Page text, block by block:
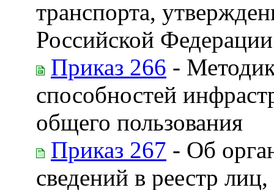
транспорта,
Российской
Приказ 266 -
способностей
общего пользования
Приказ 267 - Об
сведений в реестр